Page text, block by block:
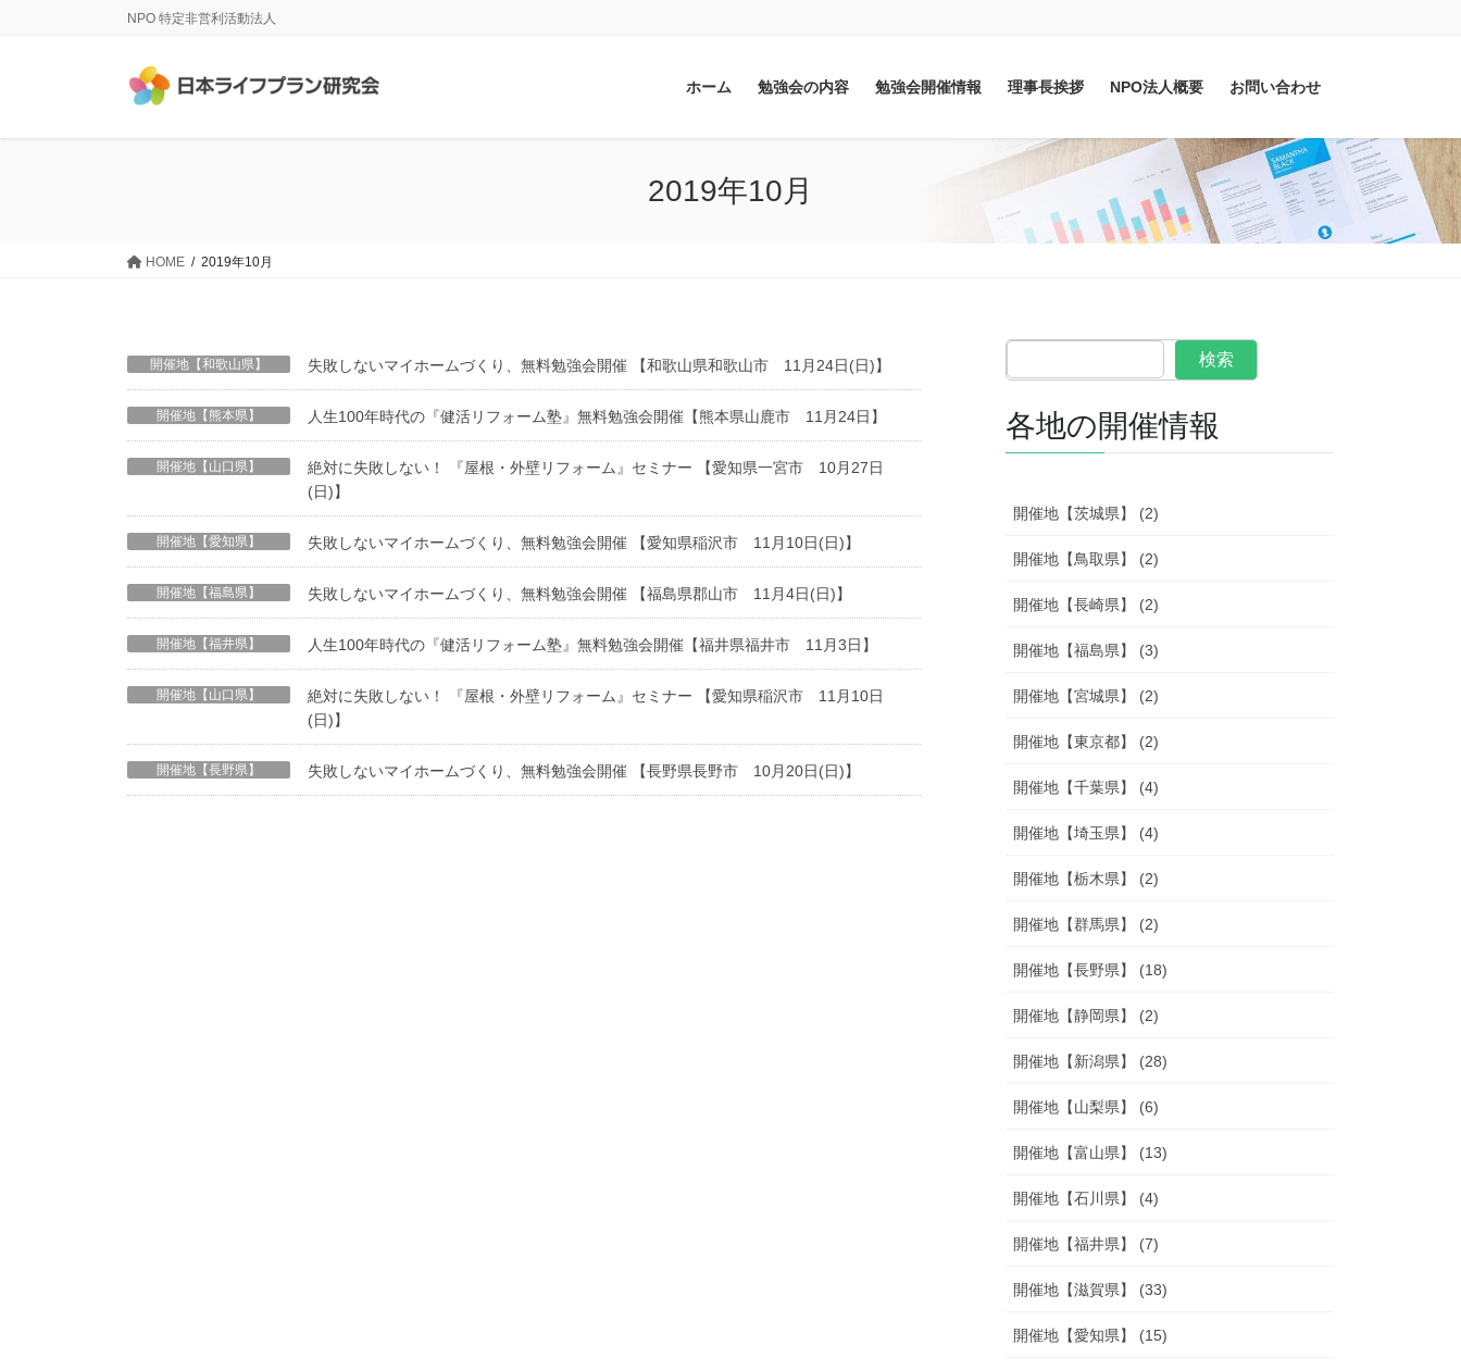
NPO 特定非営利活動法人
ホーム 勉強会の内容 勉強会開催情報 理事長挨拶 NPO法人概要 お問い合わせ
2019年10月
HOME 2019年10月
開催地【和歌山県】 失敗しないマイホームづくり、無料勉強会開催 【和歌山県和歌山市 11月24日(日)】
開催地【熊本県】 人生100年時代の『健活リフォーム塾』無料勉強会開催【熊本県山鹿市 11月24日】
開催地【山口県】
絶対に失敗しない！ 『屋根・外壁リフォーム』セミナー 【愛知県一宮市 10月27日
(日)】
開催地【愛知県】 失敗しないマイホームづくり、無料勉強会開催 【愛知県稲沢市 11月10日(日)】
開催地【福島県】 失敗しないマイホームづくり、無料勉強会開催 【福島県郡山市 11月4日(日)】
開催地【福井県】 人生100年時代の『健活リフォーム塾』無料勉強会開催【福井県福井市 11月3日】
開催地【山口県】
絶対に失敗しない！ 『屋根・外壁リフォーム』セミナー 【愛知県稲沢市 11月10日
(日)】
開催地【長野県】 失敗しないマイホームづくり、無料勉強会開催 【長野県長野市 10月20日(日)】
検索
各地の開催情報
開催地【茨城県】 (2)
開催地【鳥取県】 (2)
開催地【長崎県】 (2)
開催地【福島県】 (3)
開催地【宮城県】 (2)
開催地【東京都】 (2)
開催地【千葉県】 (4)
開催地【埼玉県】 (4)
開催地【栃木県】 (2)
開催地【群馬県】 (2)
開催地【長野県】 (18)
開催地【静岡県】 (2)
開催地【新潟県】 (28)
開催地【山梨県】 (6)
開催地【富山県】 (13)
開催地【石川県】 (4)
開催地【福井県】 (7)
開催地【滋賀県】 (33)
開催地【愛知県】 (15)